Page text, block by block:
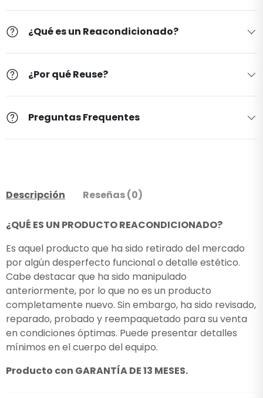
¿Qué es un Reacondicionado?
¿Por qué Reuse?
Preguntas Frequentes
Descripción Reseñas (0)
¿QUÉ ES UN PRODUCTO REACONDICIONADO?
Es aquel producto que ha sido retirado del mercado
por algún desperfecto funcional o detalle estético.
Cabe destacar que ha sido manipulado
anteriormente, por lo que no es un producto
completamente nuevo. Sin embargo, ha sido revisado,
reparado, probado y reempaquetado para su venta
en condiciones óptimas. Puede presentar detalles
mínimos en el cuerpo del equipo.
Producto con GARANTÍA DE 13 MESES.